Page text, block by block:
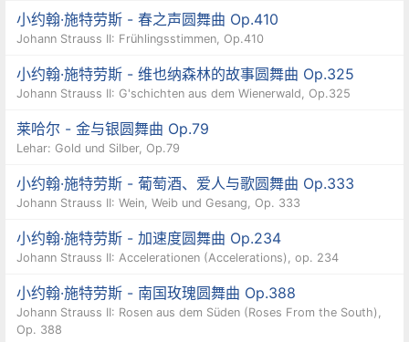
小约翰·施特劳斯 - 春之声圆舞曲 Op.410
Johann Strauss II: Frühlingsstimmen, Op.410
小约翰·施特劳斯 - 维也纳森林的故事圆舞曲 Op.325
Johann Strauss II: G'schichten aus dem Wienerwald, Op.325
莱哈尔 - 金与银圆舞曲 Op.79
Lehar: Gold und Silber, Op.79
小约翰·施特劳斯 - 葡萄酒、爱人与歌圆舞曲 Op.333
Johann Strauss II: Wein, Weib und Gesang, Op. 333
小约翰·施特劳斯 - 加速度圆舞曲 Op.234
Johann Strauss II: Accelerationen (Accelerations), op. 234
小约翰·施特劳斯 - 南国玫瑰圆舞曲 Op.388
Johann Strauss II: Rosen aus dem Süden (Roses From the South),
Op. 388